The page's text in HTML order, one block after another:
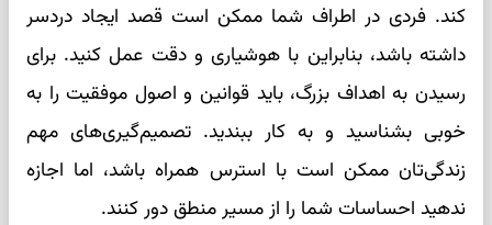
کند. فردی در اطراف شما ممکن است قصد ایجاد دردسر
داشته باشد، بنابراین با هوشیاری و دقت عمل کنید. برای
رسیدن به اهداف بزرگ، باید قوانین و اصول موفقیت را به
خوبی بشناسید و به کار ببندید. تصمیم‌گیری‌های مهم
زندگی‌تان ممکن است با استرس همراه باشد، اما اجازه
ندهید احساسات شما را از مسیر منطق دور کنند.